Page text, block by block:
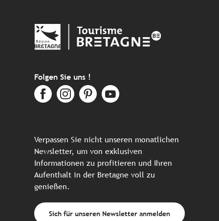
Folgen Sie uns !
Verpassen Sie nicht unseren monatlichen
Newsletter, um von exklusiven
Informationen zu profitieren und Ihren
Aufenthalt in der Bretagne voll zu
genießen.
Sich für unseren Newsletter anmelden